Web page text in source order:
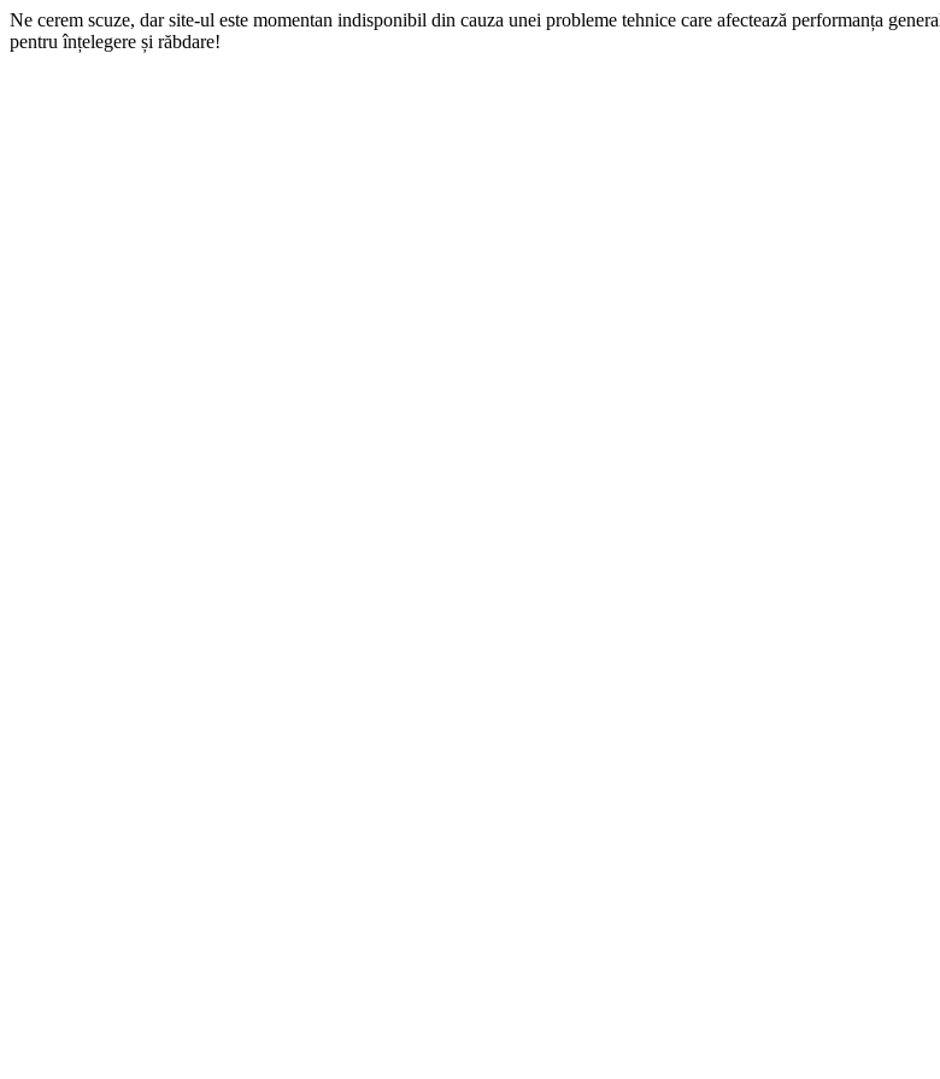
Ne cerem scuze, dar site-ul este momentan indisponibil din cauza unei probleme tehnice care afectează performanța
pentru înțelegere și răbdare!